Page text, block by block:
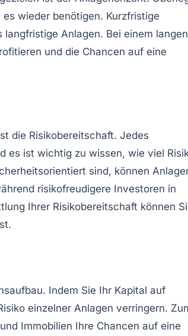
wieder benötigen. Kurzfristige
Anlagen. Bei einem langen
und die Chancen auf eine
die Risikobereitschaft. Jedes
es ist wichtig zu wissen, wie viel
sind, können
risikofreudigere Investoren in
Ihrer Risikobereitschaft können
. Indem Sie Ihr Kapital auf
einzelner Anlagen verringern.
Immobilien Ihre Chancen auf eine